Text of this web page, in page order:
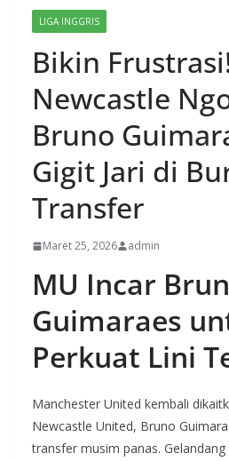
LIGA INGGRIS
Bikin
Newcastle
Bruno
Gigit Jari di
Transfer
Maret 25, 2026 admin
MU Incar
Guimaraes
Perkuat Lini
Manchester United kembali
Newcastle United, Bruno
transfer musim panas.